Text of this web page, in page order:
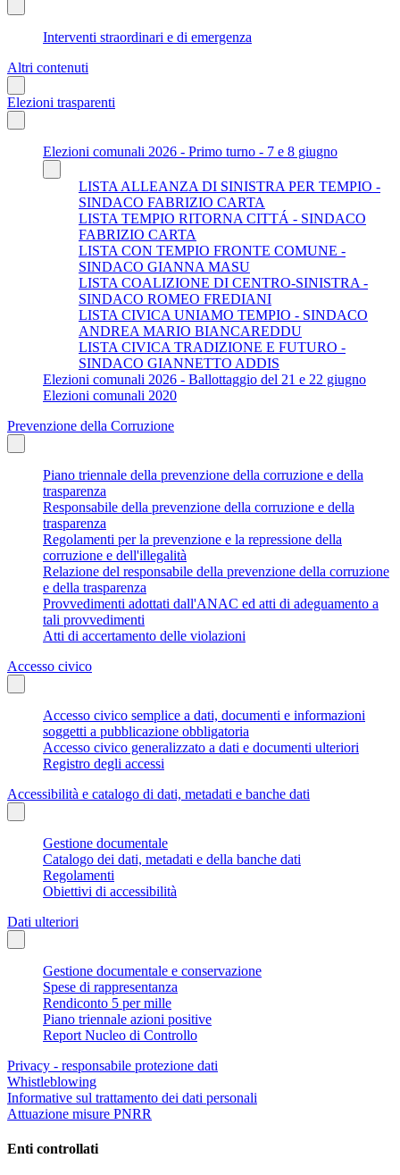
Interventi straordinari e di emergenza
Altri contenuti
Elezioni trasparenti
Elezioni comunali 2026 - Primo turno - 7 e 8 giugno
LISTA ALLEANZA DI SINISTRA PER TEMPIO -
SINDACO FABRIZIO CARTA
LISTA TEMPIO RITORNA CITTÁ - SINDACO
FABRIZIO CARTA
LISTA CON TEMPIO FRONTE COMUNE -
SINDACO GIANNA MASU
LISTA COALIZIONE DI CENTRO-SINISTRA -
SINDACO ROMEO FREDIANI
LISTA CIVICA UNIAMO TEMPIO - SINDACO
ANDREA MARIO BIANCAREDDU
LISTA CIVICA TRADIZIONE E FUTURO -
SINDACO GIANNETTO ADDIS
Elezioni comunali 2026 - Ballottaggio del 21 e 22 giugno
Elezioni comunali 2020
Prevenzione della Corruzione
Piano triennale della prevenzione della corruzione e della
trasparenza
Responsabile della prevenzione della corruzione e della
trasparenza
Regolamenti per la prevenzione e la repressione della
corruzione e dell'illegalità
Relazione del responsabile della prevenzione della corruzione
e della trasparenza
Provvedimenti adottati dall'ANAC ed atti di adeguamento a
tali provvedimenti
Atti di accertamento delle violazioni
Accesso civico
Accesso civico semplice a dati, documenti e informazioni
soggetti a pubblicazione obbligatoria
Accesso civico generalizzato a dati e documenti ulteriori
Registro degli accessi
Accessibilità e catalogo di dati, metadati e banche dati
Gestione documentale
Catalogo dei dati, metadati e della banche dati
Regolamenti
Obiettivi di accessibilità
Dati ulteriori
Gestione documentale e conservazione
Spese di rappresentanza
Rendiconto 5 per mille
Piano triennale azioni positive
Report Nucleo di Controllo
Privacy - responsabile protezione dati
Whistleblowing
Informative sul trattamento dei dati personali
Attuazione misure PNRR
Enti controllati